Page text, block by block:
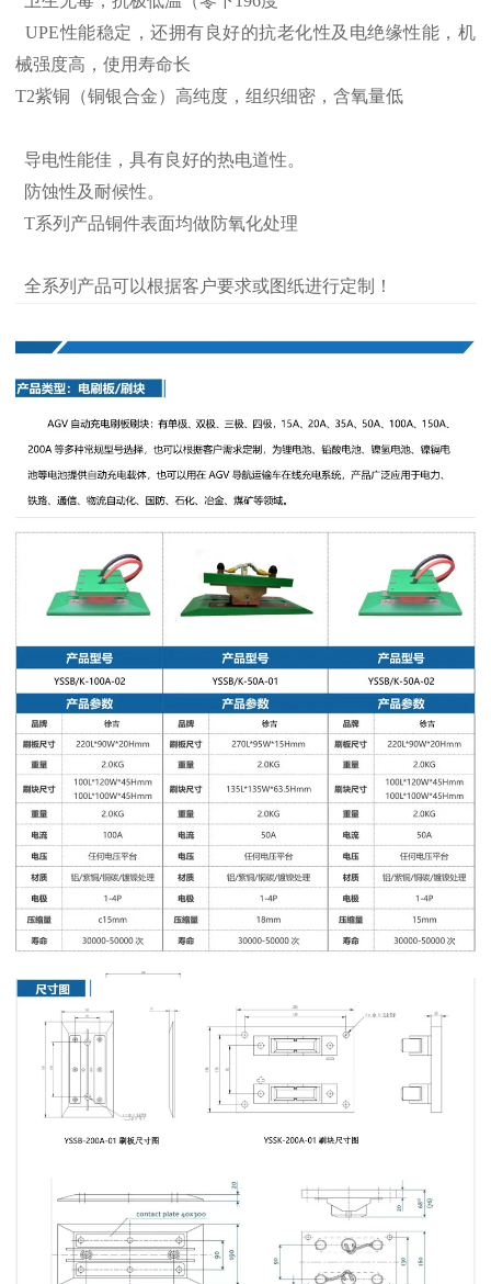
UPE性能稳定，还拥有良好的抗老化性及电绝缘性能，机
械强度高，使用寿命长
T2紫铜（铜银合金）高纯度，组织细密，含氧量低
导电性能佳，具有良好的热电道性。
防蚀性及耐候性。
T系列产品铜件表面均做防氧化处理
全系列产品可以根据客户要求或图纸进行定制！